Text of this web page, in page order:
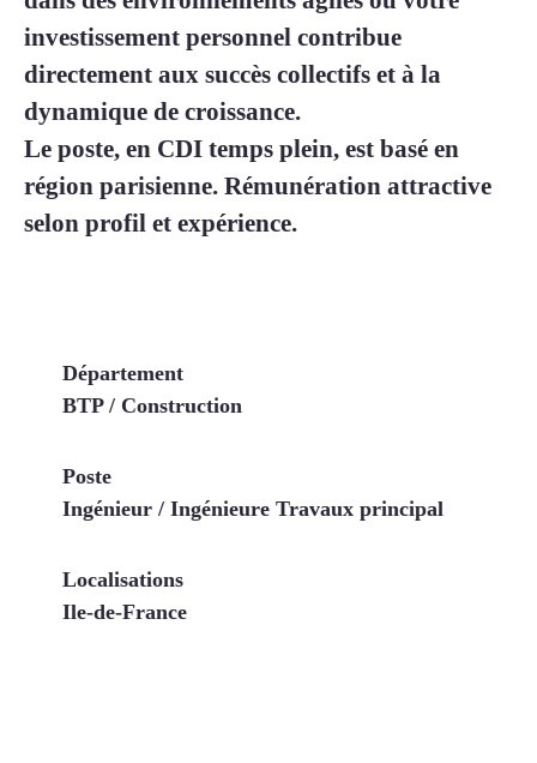
investissement personnel contribue
directement aux succès collectifs et à la
dynamique de croissance.
Le poste, en CDI temps plein, est basé en
région parisienne. Rémunération attractive
selon profil et expérience.
Département
BTP / Construction
Poste
Ingénieur / Ingénieure Travaux principal
Localisations
Ile-de-France